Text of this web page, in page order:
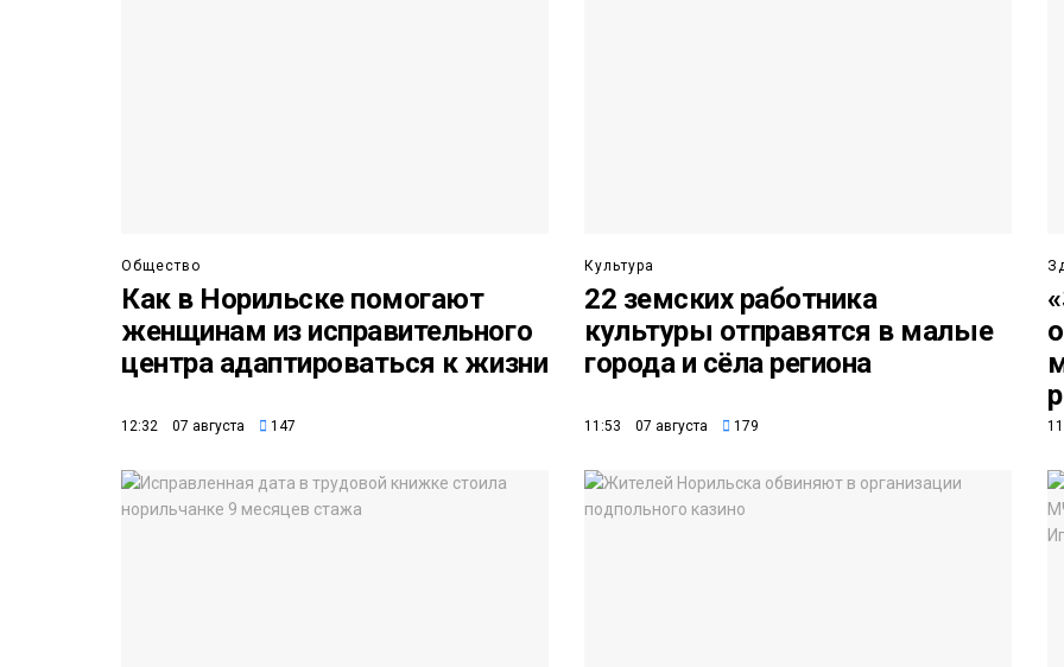
Общество
Как в Норильске помогают
женщинам из исправительного
центра адаптироваться к жизни
12:32 07 августа 147
Культура
22 земских работника
культуры отправятся в малые
города и сёла региона
11:53 07 августа 179